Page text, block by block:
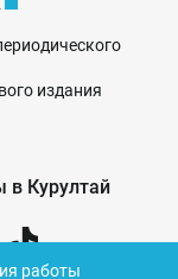
издания
в Курултай
работы